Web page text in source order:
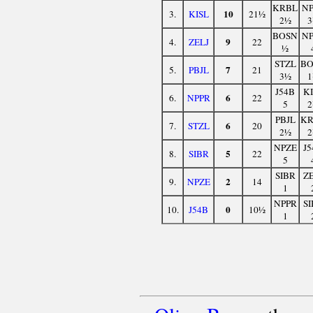
3.
KISL 10 21½ KRBL
2½
4.
ZELJ 9 22
BOSN
½
5.
PBJL 7 21
STZL
3½
6.
NPPR 6 22
J54B
5
7.
STZL 6 20
PBJL
2½
8.
SIBR 5 22
NPZE
5
9.
NPZE 2 14
SIBR
1
10.
J54B 0 10½
NPPR
1